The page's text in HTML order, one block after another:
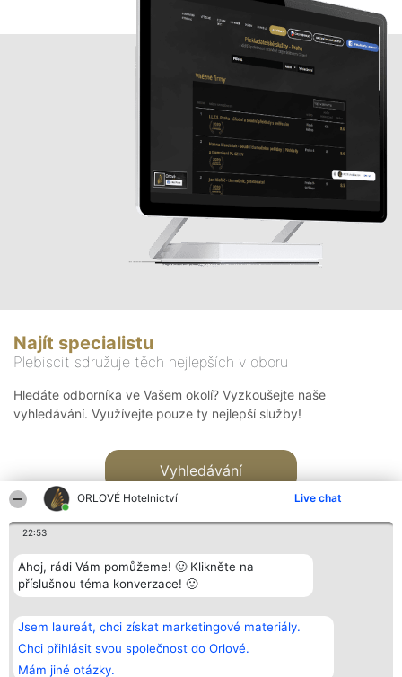
ORLOVÉ Hotelnictví Live chat
22:53
Ahoj, rádi Vám pomůžeme! 🙂 Klikněte na
příslušnou téma konverzace! 🙂
Jsem laureát, chci získat marketingové materiály.
Chci přihlásit svou společnost do Orlové.
Mám jiné otázky.
Najít specialistu
Plebiscit sdružuje těch nejlepších v oboru
Hledáte odborníka ve Vašem okolí? Vyzkoušejte naše
vyhledávání. Využívejte pouze ty nejlepší služby!
Vyhledávání
Bright Side Solutions sp. z o.
o. sp. k.
ul. Ruska 22
Wrocław 50-079
KRS 0000749100 | Regon
Vítězové
Seznam všech
laureátů
Zásady
Kontakt